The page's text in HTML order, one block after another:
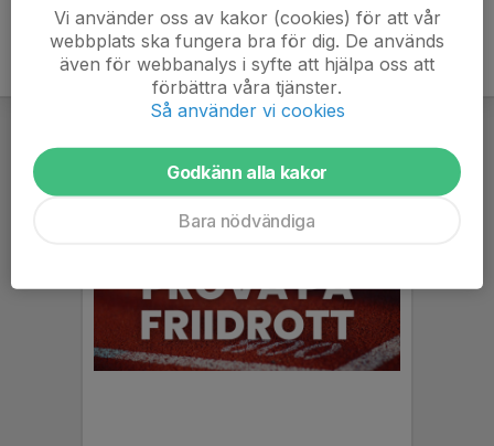
Vi använder oss av kakor (cookies) för att vår
webbplats ska fungera bra för dig. De används
även för webbanalys i syfte att hjälpa oss att
förbättra våra tjänster.
Så använder vi cookies
Godkänn alla kakor
Bara nödvändiga